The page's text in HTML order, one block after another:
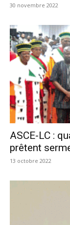
30 novembre 2022
ASCE-LC :
prêtent
13 octobre 2022